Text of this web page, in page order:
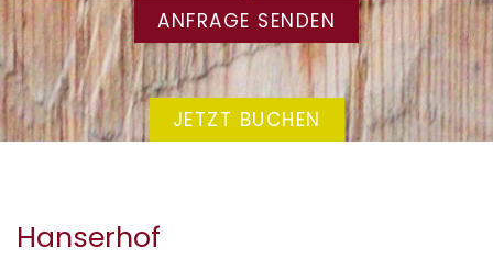
ANFRAGE SENDEN
JETZT BUCHEN
Hanserhof